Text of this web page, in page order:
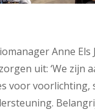
Anne Els
uit: ‘We zijn
voor voorlichting,